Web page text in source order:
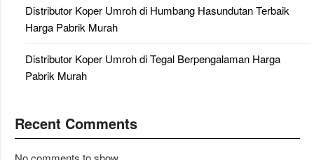
Distributor Koper Umroh di Humbang Hasundutan Terbaik
Harga Pabrik Murah
Distributor Koper Umroh di Tegal Berpengalaman Harga
Pabrik Murah
Recent Comments